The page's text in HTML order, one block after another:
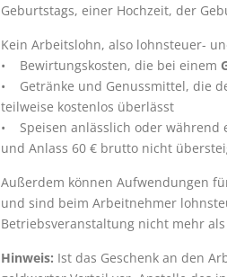
Geburtstags, einer Hochzeit, der
Kein Arbeitslohn, also lohnsteuer-
• Bewirtungskosten, die bei einem
• Getränke und Genussmittel, die
teilweise kostenlos überlässt
• Speisen anlässlich oder während
und Anlass 60 € brutto nicht
Außerdem können Aufwendungen
und sind beim Arbeitnehmer
Betriebsveranstaltung nicht mehr
Hinweis: Ist das Geschenk an den